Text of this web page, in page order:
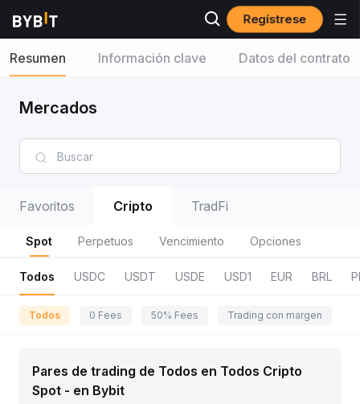
Regístrese
Resumen Información clave Datos del contrato
Mercados
Favoritos Cripto TradFi
Spot Perpetuos Vencimiento Opciones
Todos USDC USDT USDE USD1 EUR BRL
Todos 0 Fees 50% Fees Trading con margen
Pares de trading de Todos en Todos Cripto
Spot - en Bybit